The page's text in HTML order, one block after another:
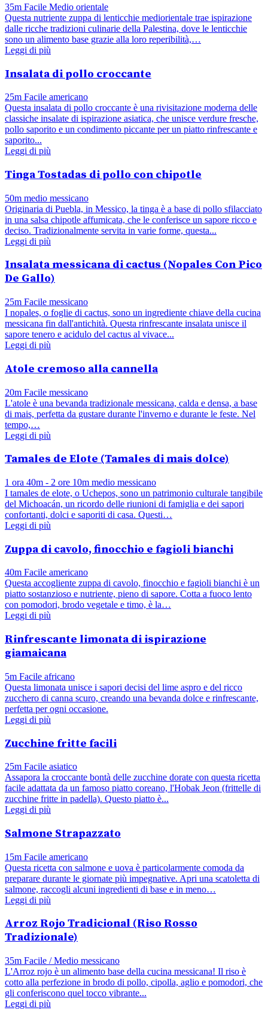
35m Facile Medio orientale
Questa nutriente zuppa di lenticchie mediorientale trae ispirazione
dalle ricche tradizioni culinarie della Palestina, dove le lenticchie
sono un alimento base grazie alla loro reperibilità,…
Leggi di più
Insalata di pollo croccante
25m Facile americano
Questa insalata di pollo croccante è una rivisitazione moderna delle
classiche insalate di ispirazione asiatica, che unisce verdure fresche,
pollo saporito e un condimento piccante per un piatto rinfrescante e
saporito...
Leggi di più
Tinga Tostadas di pollo con chipotle
50m medio messicano
Originaria di Puebla, in Messico, la tinga è a base di pollo sfilacciato
in una salsa chipotle affumicata, che le conferisce un sapore ricco e
deciso. Tradizionalmente servita in varie forme, questa...
Leggi di più
Insalata messicana di cactus (Nopales Con Pico
De Gallo)
25m Facile messicano
I nopales, o foglie di cactus, sono un ingrediente chiave della cucina
messicana fin dall'antichità. Questa rinfrescante insalata unisce il
sapore tenero e acidulo del cactus al vivace...
Leggi di più
Atole cremoso alla cannella
20m Facile messicano
L'atole è una bevanda tradizionale messicana, calda e densa, a base
di mais, perfetta da gustare durante l'inverno e durante le feste. Nel
tempo,…
Leggi di più
Tamales de Elote (Tamales di mais dolce)
1 ora 40m - 2 ore 10m medio messicano
I tamales de elote, o Uchepos, sono un patrimonio culturale tangibile
del Michoacán, un ricordo delle riunioni di famiglia e dei sapori
confortanti, dolci e saporiti di casa. Questi…
Leggi di più
Zuppa di cavolo, finocchio e fagioli bianchi
40m Facile americano
Questa accogliente zuppa di cavolo, finocchio e fagioli bianchi è un
piatto sostanzioso e nutriente, pieno di sapore. Cotta a fuoco lento
con pomodori, brodo vegetale e timo, è la…
Leggi di più
Rinfrescante limonata di ispirazione
giamaicana
5m Facile africano
Questa limonata unisce i sapori decisi del lime aspro e del ricco
zucchero di canna scuro, creando una bevanda dolce e rinfrescante,
perfetta per ogni occasione.
Leggi di più
Zucchine fritte facili
25m Facile asiatico
Assapora la croccante bontà delle zucchine dorate con questa ricetta
facile adattata da un famoso piatto coreano, l'Hobak Jeon (frittelle di
zucchine fritte in padella). Questo piatto è...
Leggi di più
Salmone Strapazzato
15m Facile americano
Questa ricetta con salmone e uova è particolarmente comoda da
preparare durante le giornate più impegnative. Apri una scatoletta di
salmone, raccogli alcuni ingredienti di base e in meno…
Leggi di più
Arroz Rojo Tradicional (Riso Rosso
Tradizionale)
35m Facile / Medio messicano
L'Arroz rojo è un alimento base della cucina messicana! Il riso è
cotto alla perfezione in brodo di pollo, cipolla, aglio e pomodori, che
gli conferiscono quel tocco vibrante...
Leggi di più